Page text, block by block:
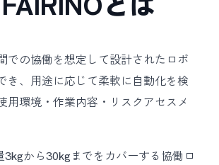
での協働を想定して設計されたロボ
き、用途に応じて柔軟に自動化を検
環境・作業内容・リスクアセスメ
3kgから30kgまでをカバーする協働ロ